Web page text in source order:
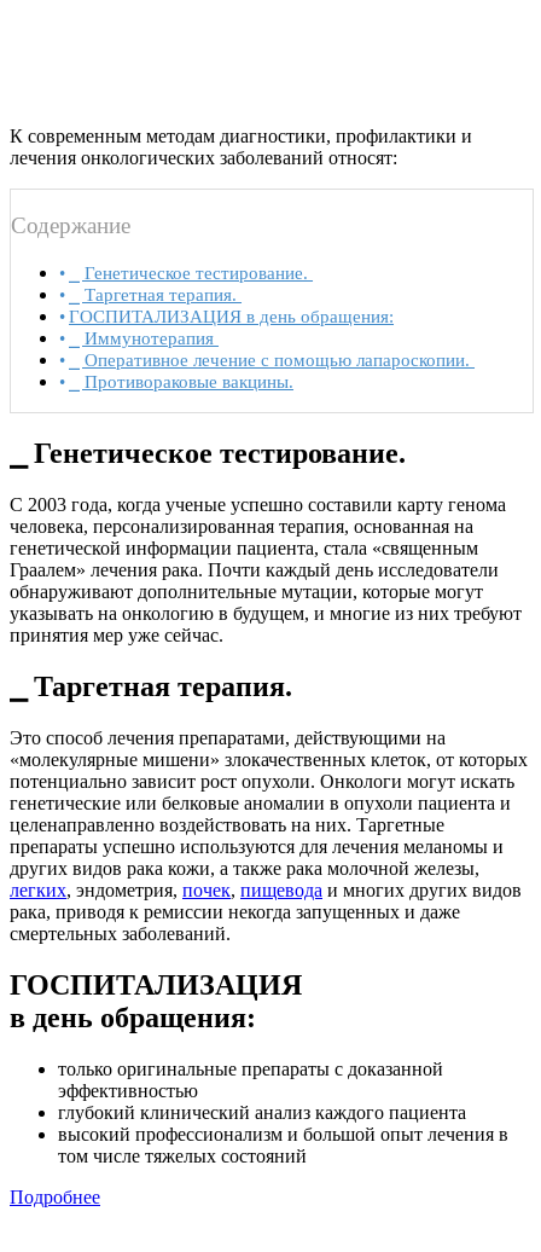
К современным методам диагностики, профилактики и
лечения онкологических заболеваний относят:
Содержание
⎯ Генетическое тестирование.
⎯ Таргетная терапия.
ГОСПИТАЛИЗАЦИЯ в день обращения:
⎯ Иммунотерапия
⎯ Оперативное лечение с помощью лапароскопии.
⎯ Противораковые вакцины.
⎯ Генетическое тестирование.
С 2003 года, когда ученые успешно составили карту генома
человека, персонализированная терапия, основанная на
генетической информации пациента, стала «священным
Граалем» лечения рака. Почти каждый день исследователи
обнаруживают дополнительные мутации, которые могут
указывать на онкологию в будущем, и многие из них требуют
принятия мер уже сейчас.
⎯ Таргетная терапия.
Это способ лечения препаратами, действующими на
«молекулярные мишени» злокачественных клеток, от которых
потенциально зависит рост опухоли. Онкологи могут искать
генетические или белковые аномалии в опухоли пациента и
целенаправленно воздействовать на них. Таргетные
препараты успешно используются для лечения меланомы и
других видов рака кожи, а также рака молочной железы,
легких, эндометрия, почек, пищевода и многих других видов
рака, приводя к ремиссии некогда запущенных и даже
смертельных заболеваний.
ГОСПИТАЛИЗАЦИЯ
в день обращения:
только оригинальные препараты с доказанной
эффективностью
глубокий клинический анализ каждого пациента
высокий профессионализм и большой опыт лечения в
том числе тяжелых состояний
Подробнее